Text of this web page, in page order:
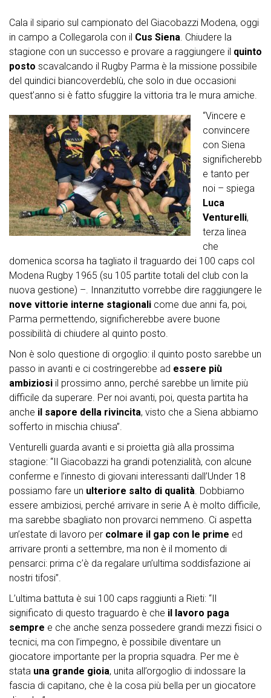
Cala il sipario sul campionato del Giacobazzi Modena, oggi
in campo a Collegarola con il Cus Siena. Chiudere la
stagione con un successo e provare a raggiungere il quinto
posto scavalcando il Rugby Parma è la missione possibile
del quindici biancoverdeblù, che solo in due occasioni
quest’anno si è fatto sfuggire la vittoria tra le mura amiche.
“Vincere e
convincere
con Siena
significherebb
e tanto per
noi – spiega
Luca
Venturelli,
terza linea
che
domenica scorsa ha tagliato il traguardo dei 100 caps col
Modena Rugby 1965 (su 105 partite totali del club con la
nuova gestione) –. Innanzitutto vorrebbe dire raggiungere le
nove vittorie interne stagionali come due anni fa, poi,
Parma permettendo, significherebbe avere buone
possibilità di chiudere al quinto posto.
Non è solo questione di orgoglio: il quinto posto sarebbe un
passo in avanti e ci costringerebbe ad essere più
ambiziosi il prossimo anno, perché sarebbe un limite più
difficile da superare. Per noi avanti, poi, questa partita ha
anche il sapore della rivincita, visto che a Siena abbiamo
sofferto in mischia chiusa”.
Venturelli guarda avanti e si proietta già alla prossima
stagione: “Il Giacobazzi ha grandi potenzialità, con alcune
conferme e l’innesto di giovani interessanti dall’Under 18
possiamo fare un ulteriore salto di qualità. Dobbiamo
essere ambiziosi, perché arrivare in serie A è molto difficile,
ma sarebbe sbagliato non provarci nemmeno. Ci aspetta
un’estate di lavoro per colmare il gap con le prime ed
arrivare pronti a settembre, ma non è il momento di
pensarci: prima c’è da regalare un’ultima soddisfazione ai
nostri tifosi”.
L’ultima battuta è sui 100 caps raggiunti a Rieti: “Il
significato di questo traguardo è che il lavoro paga
sempre e che anche senza possedere grandi mezzi fisici o
tecnici, ma con l’impegno, è possibile diventare un
giocatore importante per la propria squadra. Per me è
stata una grande gioia, unita all’orgoglio di indossare la
fascia di capitano, che è la cosa più bella per un giocatore